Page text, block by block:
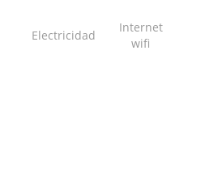
Electricidad
Internet
wifi